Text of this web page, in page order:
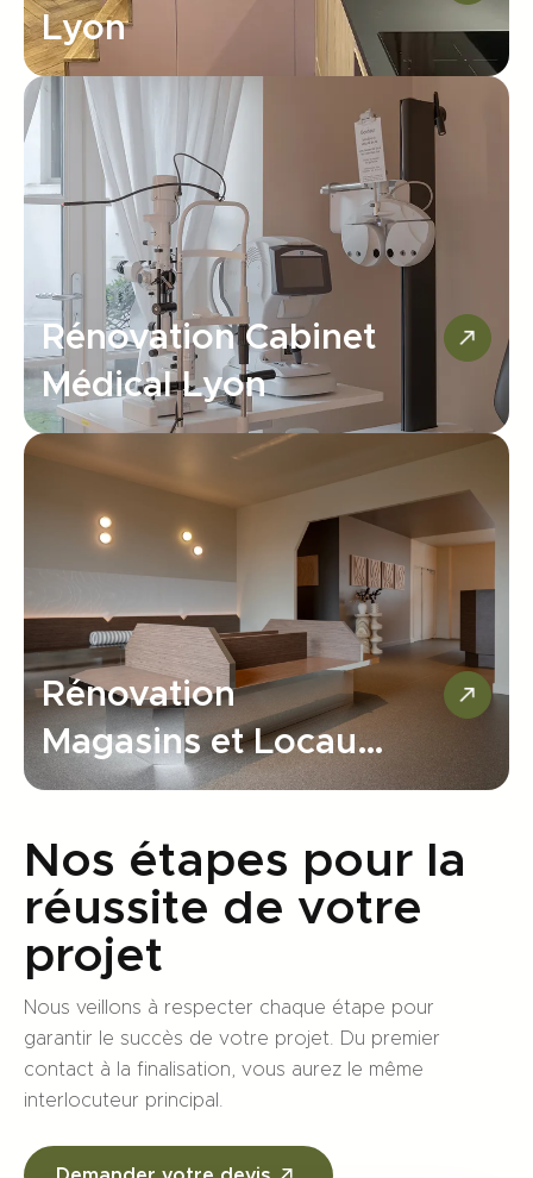
Lyon
Rénovation Cabinet
Médical Lyon
Rénovation
Magasins et Locaux
Commerciaux Lyon
Nos étapes pour la
réussite de votre
projet
Nous veillons à respecter chaque étape pour
garantir le succès de votre projet. Du premier
contact à la finalisation, vous aurez le même
interlocuteur principal.